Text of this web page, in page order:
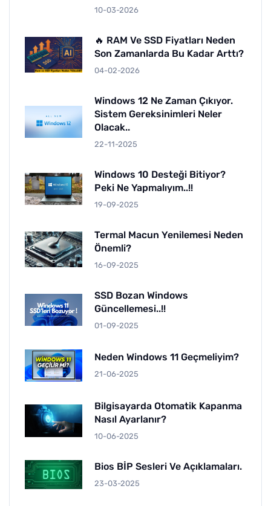
10-03-2026
🔥 RAM Ve SSD Fiyatları Neden
Son Zamanlarda Bu Kadar Arttı?
04-02-2026
Windows 12 Ne Zaman Çıkıyor.
Sistem Gereksinimleri Neler
Olacak..
22-11-2025
Windows 10 Desteği Bitiyor?
Peki Ne Yapmalıyım..!!
19-09-2025
Termal Macun Yenilemesi Neden
Önemli?
16-09-2025
SSD Bozan Windows
Güncellemesi..!!
01-09-2025
Neden Windows 11 Geçmeliyim?
21-06-2025
Bilgisayarda Otomatik Kapanma
Nasıl Ayarlanır?
10-06-2025
Bios BİP Sesleri Ve Açıklamaları.
23-03-2025